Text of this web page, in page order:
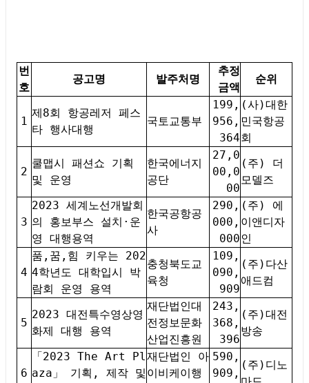
번
호
공고명 발주처명
추정
금액
순위
1
제8회 항공레저 페스
타 행사대행
국토교통부
199,
956,
364
(사)대한
민국항공
회
2
쿨맵시 패션쇼 기획
및 운영
한국에너지
공단
27,0
00,0
00
(주) 더
모델즈
3
2023 세계노선개발회
의 홍보부스 설치·운
영 대행용역
한국공항공
사
290,
000,
000
(주) 에
이앤디자
인
4
품,꿈,힘 키우는 202
4학년도 대학입시 박
람회 운영 용역
충청북도교
육청
109,
090,
909
(주)다산
애드컴
5
2023 대전특수영상영
화제 대행 용역
재단법인대
전정보문화
산업진흥원
243,
368,
396
(주)대전
방송
6
「2023 The Art Pl
aza」 기획, 제작 및
재단법인 아
이비케이행
590,
909,
(주)디노